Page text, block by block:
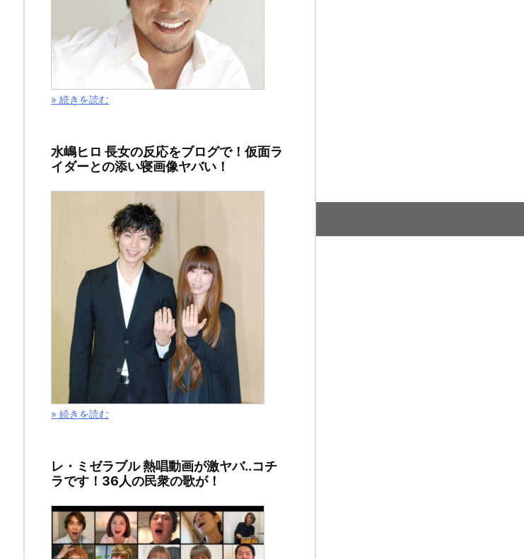
の
娠・
メ
デ
は？
2014
年
日
年
12
24
日
» 続きを読む
水嶋ヒロ 長女の反応をブログで！仮面ラ
イダーとの添い寝画像ヤバい！
» 続きを読む
レ・ミゼラブル 熱唱動画が激ヤバ..コチ
ラです！36人の民衆の歌が！